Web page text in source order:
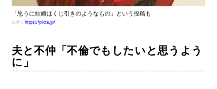
「思うに結婚はくじ引きのようなもの」という投稿も
出典： https://pixta.jp/
夫と不仲「不倫でもしたいと思うよう
に」